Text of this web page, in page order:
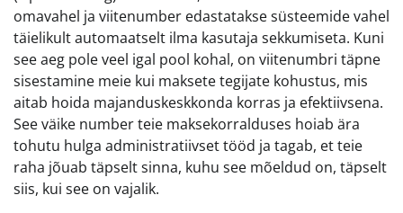
omavahel ja viitenumber edastatakse süsteemide vahel
täielikult automaatselt ilma kasutaja sekkumiseta. Kuni
see aeg pole veel igal pool kohal, on viitenumbri täpne
sisestamine meie kui maksete tegijate kohustus, mis
aitab hoida majanduskeskkonda korras ja efektiivsena.
See väike number teie maksekorralduses hoiab ära
tohutu hulga administratiivset tööd ja tagab, et teie
raha jõuab täpselt sinna, kuhu see mõeldud on, täpselt
siis, kui see on vajalik.